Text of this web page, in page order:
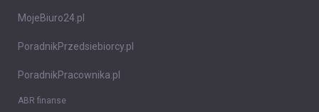
MojeBiuro24.pl
PoradnikPrzedsiebiorcy.pl
PoradnikPracownika.pl
ABR finanse